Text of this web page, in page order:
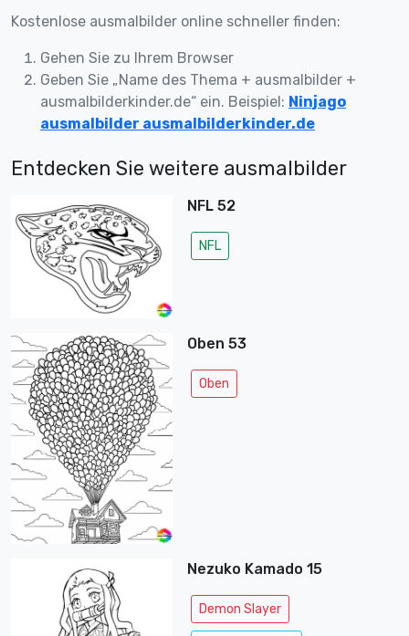
Kostenlose ausmalbilder online schneller finden:
Gehen Sie zu Ihrem Browser
Geben Sie „Name des Thema + ausmalbilder +
ausmalbilderkinder.de“ ein. Beispiel: Ninjago
ausmalbilder ausmalbilderkinder.de
Entdecken Sie weitere ausmalbilder
NFL 52
NFL
Oben 53
Oben
Nezuko Kamado 15
Demon Slayer